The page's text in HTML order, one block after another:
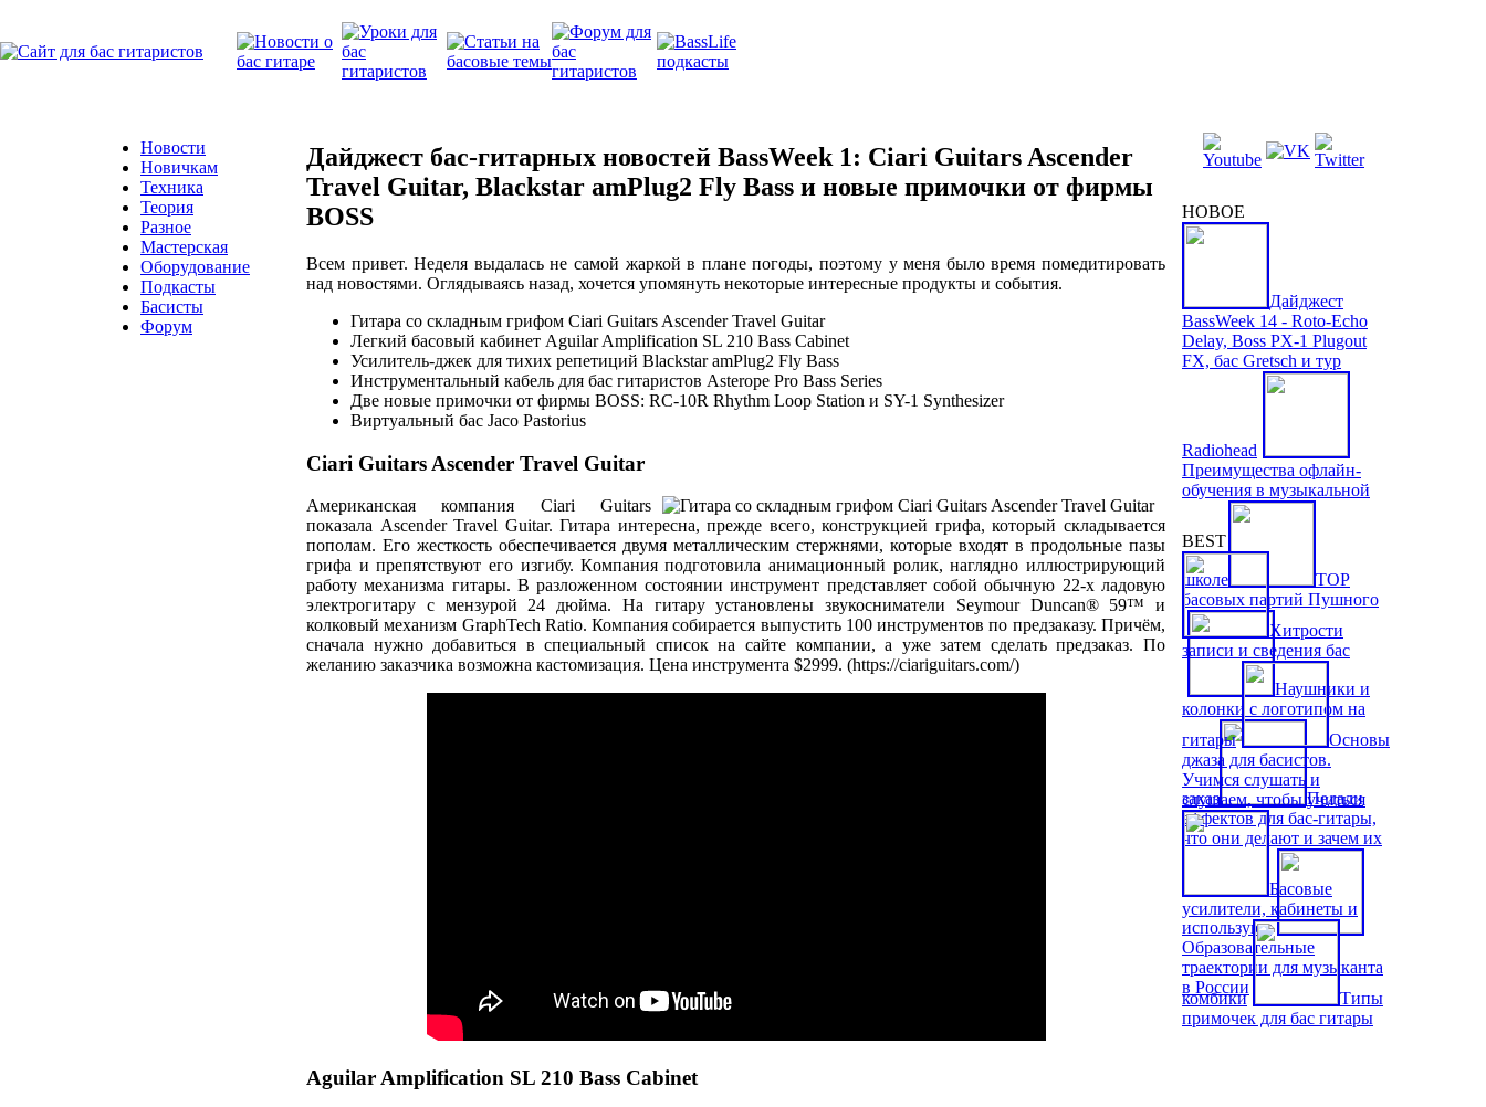
Новости
Новичкам
Техника
Теория
Разное
Мастерская
Оборудование
Подкасты
Басисты
Форум
Дайджест бас-гитарных новостей BassWeek 1: Ciari Guitars Ascender
Travel Guitar, Blackstar amPlug2 Fly Bass и новые примочки от фирмы
BOSS
Всем привет. Неделя выдалась не самой жаркой в плане погоды, поэтому у меня было время помедитировать
над новостями. Оглядываясь назад, хочется упомянуть некоторые интересные продукты и события.
Гитара со складным грифом Ciari Guitars Ascender Travel Guitar
Легкий басовый кабинет Aguilar Amplification SL 210 Bass Cabinet
Усилитель-джек для тихих репетиций Blackstar amPlug2 Fly Bass
Инструментальный кабель для бас гитаристов Asterope Pro Bass Series
Две новые примочки от фирмы BOSS: RC-10R Rhythm Loop Station и SY-1 Synthesizer
Виртуальный бас Jaco Pastorius
Ciari Guitars Ascender Travel Guitar
Американская компания Ciari Guitars
показала Ascender Travel Guitar. Гитара интересна, прежде всего, конструкцией грифа, который складывается
пополам. Его жесткость обеспечивается двумя металлическим стержнями, которые входят в продольные пазы
грифа и препятствуют его изгибу. Компания подготовила анимационный ролик, наглядно иллюстрирующий
работу механизма гитары. В разложенном состоянии инструмент представляет собой обычную 22-х ладовую
электрогитару с мензурой 24 дюйма. На гитару установлены звукосниматели Seymour Duncan® 59™ и
колковый механизм GraphTech Ratio. Компания собирается выпустить 100 инструментов по предзаказу. Причём,
сначала нужно добавиться в специальный список на сайте компании, а уже затем сделать предзаказ. По
желанию заказчика возможна кастомизация. Цена инструмента $2999. (https://ciariguitars.com/)
Aguilar Amplification SL 210 Bass Cabinet
НОВОЕ
Дайджест
BassWeek 14 - Roto-Echo
Delay, Boss PX-1 Plugout
FX, бас Gretsch и тур
Radiohead
Преимущества офлайн-
обучения в музыкальной
школе
TOP
басовых партий Пушного
Наушники и
колонки с логотипом на
заказ
Педали
эффектов для бас-гитары,
что они делают и зачем их
используют
Образовательные
траектории для музыканта
в России
BEST
Хитрости
записи и сведения бас
гитары
Основы
джаза для басистов.
Учимся слушать и
слушаем, чтобы учиться
Басовые
усилители, кабинеты и
комбики
Типы
примочек для бас гитары